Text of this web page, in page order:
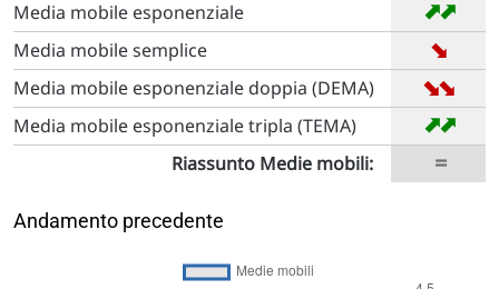
Media mobile esponenziale ➡
➡
Media mobile semplice ➡
Media mobile esponenziale doppia (DEMA) ➡
➡
Media mobile esponenziale tripla (TEMA) ➡
➡
Riassunto Medie mobili: =
Andamento precedente